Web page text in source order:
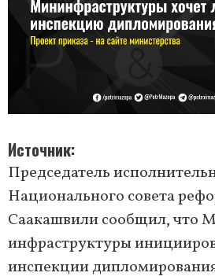
Источник
Председатель
Национального совета
Саакашвили сообщил, что
инфраструктуры
инспекции